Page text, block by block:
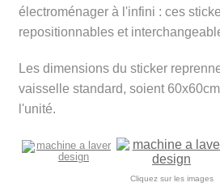
électroménager à l'infini : ces
repositionnables et
Les dimensions du sticker
vaisselle standard, soient
l'unité.
Cliquez sur les images